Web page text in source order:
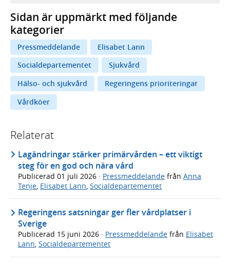
Sidan är uppmärkt med följande
kategorier
Pressmeddelande
Elisabet Lann
Socialdepartementet
Sjukvård
Hälso- och sjukvård
Regeringens prioriteringar
Vårdköer
Relaterat
Lagändringar stärker primärvården – ett viktigt
steg för en god och nära vård
Publicerad 01 juli 2026 · Pressmeddelande från Anna
Tenje Elisabet Lann Socialdepartementet
Regeringens satsningar ger fler vårdplatser i
Sverige
Publicerad 15 juni 2026 · Pressmeddelande från Elisabet
Lann, Socialdepartementet